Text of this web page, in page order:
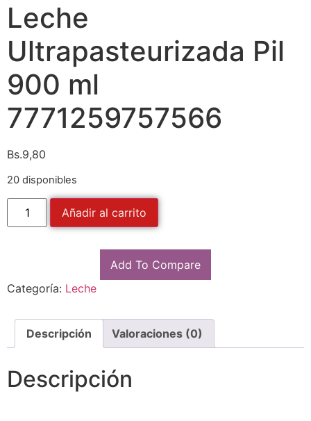
Leche
Ultrapasteurizada Pil
900 ml
7771259757566
Bs.9,80
20 disponibles
Añadir al carrito
Add To Compare
Categoría: Leche
Descripción Valoraciones (0)
Descripción